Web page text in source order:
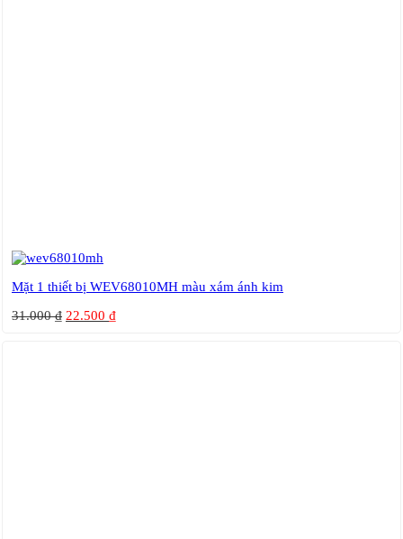
Mặt 1 thiết bị WEV68010MH màu xám ánh kim
31.000₫ 22.500 ₫